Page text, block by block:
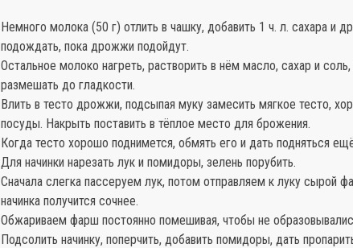
Немного молока (50 г) отлить в чашку, добавить 1 ч. л. сахара и
подождать, пока дрожжи подойдут.
Остальное молоко нагреть, растворить в нём масло, сахар и
размешать до гладкости.
Влить в тесто дрожжи, подсыпая муку замесить мягкое тесто,
посуды. Накрыть поставить в тёплое место для брожения.
Когда тесто хорошо поднимется, обмять его и дать подняться
Для начинки нарезать лук и помидоры, зелень порубить.
Сначала слегка пассеруем лук, потом отправляем к луку сырой
начинка получится сочнее.
Обжариваем фарш постоянно помешивая, чтобы не
Подсолить начинку, поперчить, добавить помидоры, дать